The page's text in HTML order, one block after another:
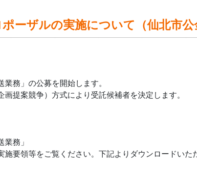
ーザルの実施について（仙北市公
業務」の公募を開始します。
提案競争）方式により受託候補者を決定します。
業務」
要領等をご覧ください。下記よりダウンロードいた